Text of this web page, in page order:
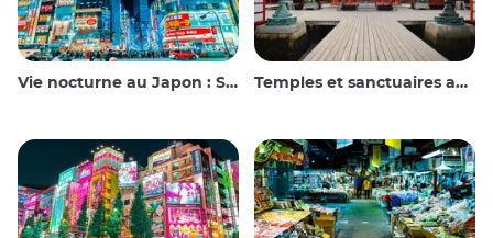
Vie nocturne au Japon : Sortir, voir et boire Temples et sanctuaires au Japon